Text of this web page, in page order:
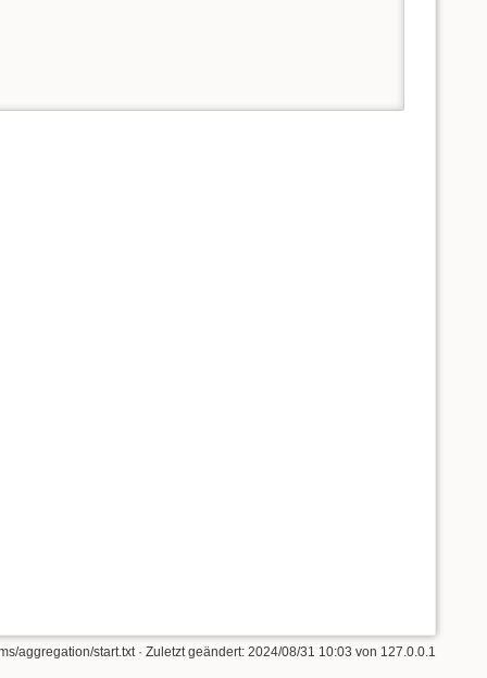
aggregation/start.txt· Zuletzt geändert:2024/08/31 10:03 von 127.0.0.1